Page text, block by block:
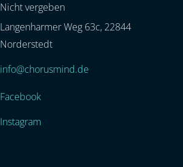
Nicht vergeben
Langenharmer Weg 63c, 22844
Norderstedt
info@chorusmind.de
Facebook
Instagram